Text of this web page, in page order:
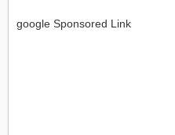
google Sponsored Link